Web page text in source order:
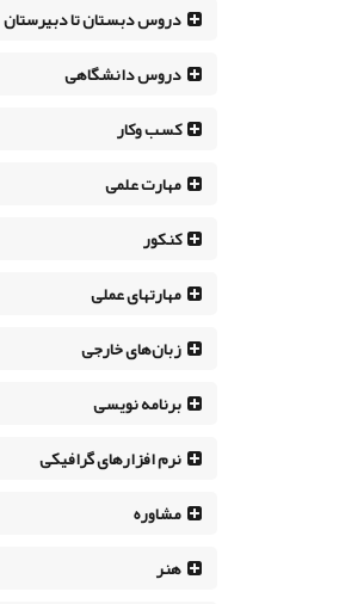
دروس دبستان تا دبیرستان
دروس دانشگاهی
کسب وکار
مهارت علمی
کنکور
مهارتهای عملی
زبان‌های خارجی
برنامه نویسی
نرم افزار‌های گرافیکی
مشاوره
هنر